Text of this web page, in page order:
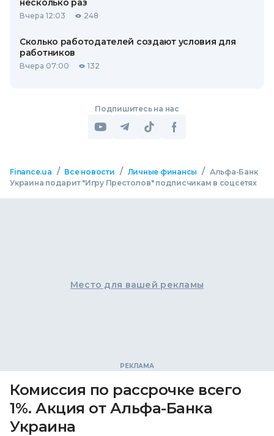
несколько раз
Вчера 12:03 248
Сколько работодателей создают условия для
работников
Вчера 07:00 132
Подпишитесь на нас
Finance.ua / Все новости / Личные финансы / Альфа-Банк
Украина подарит "Игру Престолов" подписчикам в соцсетях
Место для вашей рекламы
Комиссия по рассрочке всего
1%. Акция от Альфа-Банка
Украина